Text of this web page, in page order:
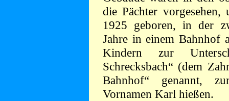
die Pächter
1925 geboren, in der
Jahre in einem Bahnhof
Kindern zur
Schrecksbach“ (dem
Bahnhof“ genannt,
Vornamen Karl hießen.